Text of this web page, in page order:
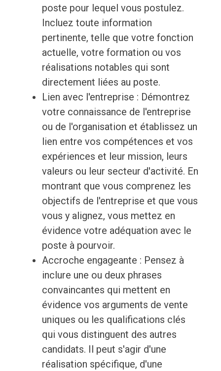
poste pour lequel vous postulez.
Incluez toute information
pertinente, telle que votre fonction
actuelle, votre formation ou vos
réalisations notables qui sont
directement liées au poste.
Lien avec l'entreprise : Démontrez
votre connaissance de l'entreprise
ou de l'organisation et établissez un
lien entre vos compétences et vos
expériences et leur mission, leurs
valeurs ou leur secteur d'activité. En
montrant que vous comprenez les
objectifs de l'entreprise et que vous
vous y alignez, vous mettez en
évidence votre adéquation avec le
poste à pourvoir.
Accroche engageante : Pensez à
inclure une ou deux phrases
convaincantes qui mettent en
évidence vos arguments de vente
uniques ou les qualifications clés
qui vous distinguent des autres
candidats. Il peut s'agir d'une
réalisation spécifique, d'une